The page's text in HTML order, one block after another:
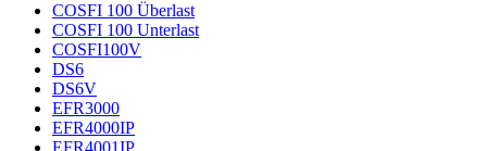
COSFI 100 Überlast
COSFI 100 Unterlast
COSFI100V
DS6
DS6V
EFR3000
EFR4000IP